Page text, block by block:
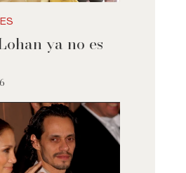
ya no es